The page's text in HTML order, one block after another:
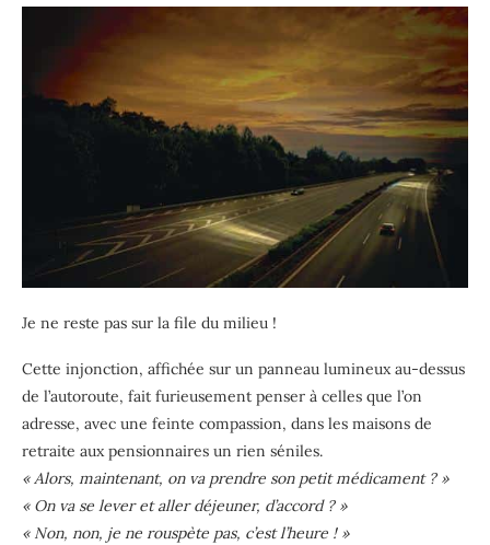
Je ne reste pas sur la file du milieu !
Cette injonction, affichée sur un panneau lumineux au-dessus
de l’autoroute, fait furieusement penser à celles que l’on
adresse, avec une feinte compassion, dans les maisons de
retraite aux pensionnaires un rien séniles.
« Alors, maintenant, on va prendre son petit médicament ? »
« On va se lever et aller déjeuner, d’accord ? »
« Non, non, je ne rouspète pas, c’est l’heure ! »